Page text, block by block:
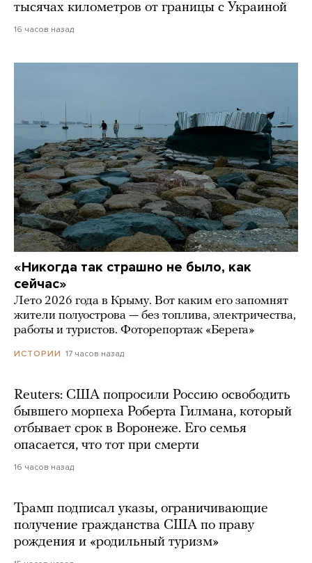
тысячах километров от границы с Украиной
16 часов назад
«Никогда так страшно не было, как
сейчас»
Лето 2026 года в Крыму. Вот каким его запомнят
жители полуострова — без топлива, электричества,
работы и туристов. Фоторепортаж «Берега»
ИСТОРИИ 17 часов назад
Reuters: США попросили Россию освободить
бывшего морпеха Роберта Гилмана, который
отбывает срок в Воронеже. Его семья
опасается, что тот при смерти
16 часов назад
Трамп подписал указы, ограничивающие
получение гражданства США по праву
рождения и «родильный туризм»